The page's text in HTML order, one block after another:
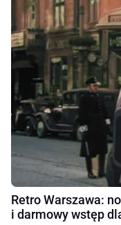
Retro Warszawa:
i darmowy wstęp